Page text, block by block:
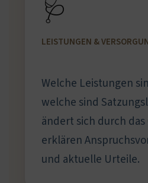
🩺
LEISTUNGEN &
Welche Leistungen
welche sind
ändert sich durch das
erklären
und aktuelle Urteile.